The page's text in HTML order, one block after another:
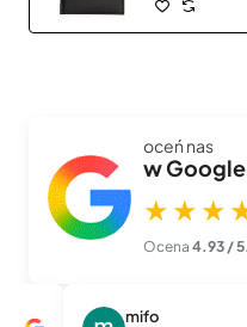
oceń nas
w Google
Ocena 4.93 /
mifo